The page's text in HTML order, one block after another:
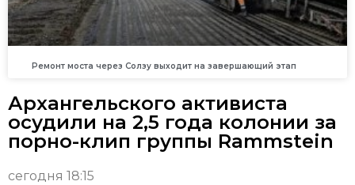
Ремонт моста через Солзу выходит на завершающий этап
Архангельского активиста
осудили на 2,5 года колонии за
порно-клип группы Rammstein
сегодня 18:15